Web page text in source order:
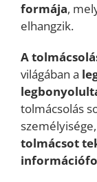
formája,
elhangzik.
A
világában a
tolmácsolás
tolmácsot